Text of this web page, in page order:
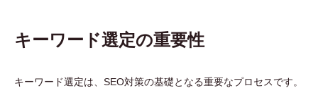
キーワード選定の重要性
キーワード選定は、SEO対策の基礎となる重要なプロセスです。